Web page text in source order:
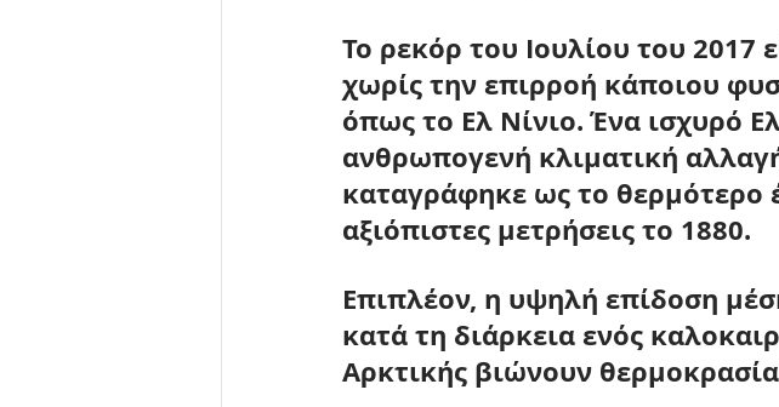
Το ρεκόρ του Ιουλίου του 2017
χωρίς την επιρροή κάποιου
όπως το Ελ Νίνιο. Ένα ισχυρό
ανθρωπογενή κλιματική
καταγράφηκε ως το θερμότερο
αξιόπιστες μετρήσεις το 1880.
Επιπλέον, η υψηλή επίδοση
κατά τη διάρκεια ενός
Αρκτικής βιώνουν